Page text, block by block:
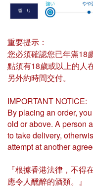
重要提示：
您必須確認您已年滿18
點須有18歲或以上的人
另外約時間交付。
IMPORTANT NOTICE:
By placing an order,
old or above. A person
to take delivery,
attempt at another
『根據香港法律，不
應令人醺醉的酒類。』